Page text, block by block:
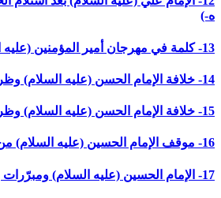
ه-)
13- كلمة في مهرجان أمير المؤمنين (عليه السلام)
14- خلافة الإمام الحسن (عليه السلام) وظروفها (1)
15- خلافة الإمام الحسن (عليه السلام) وظروفها (2)
16- موقف الإمام الحسين (عليه السلام) من طمس معالم النظريّة الإسلاميّة وتمييع الامّة
17- الإمام الحسين (عليه السلام) ومبرّرات رفض البيعة